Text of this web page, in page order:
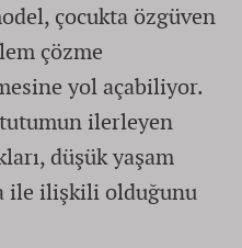
çocukta özgüven
çözme
yol açabiliyor.
ilerleyen
düşük yaşam
ile ilişkili olduğunu